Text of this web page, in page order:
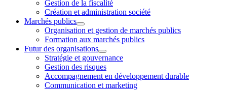
Gestion de la fiscalité
Création et administration société
Marchés publics
Organisation et gestion de marchés publics
Formation aux marchés publics
Futur des organisations
Stratégie et gouvernance
Gestion des risques
Accompagnement en développement durable
Communication et marketing